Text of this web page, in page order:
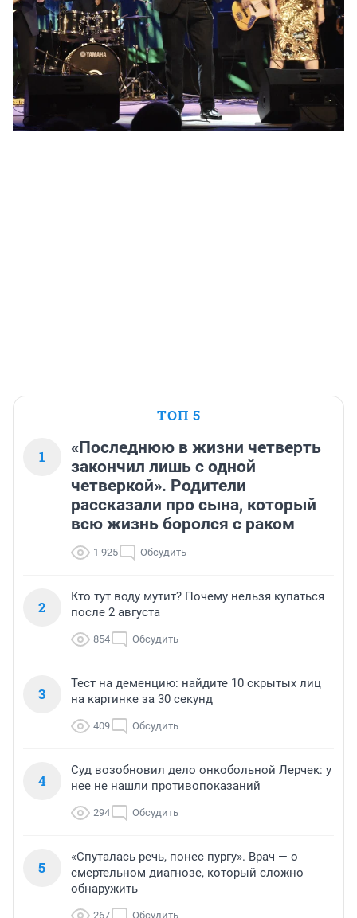
ТОП 5
1
«Последнюю в жизни четверть
закончил лишь с одной
четверкой». Родители
рассказали про сына, который
всю жизнь боролся с раком
1 925 Обсудить
2
Кто тут воду мутит? Почему нельзя купаться
после 2 августа
854 Обсудить
3
Тест на деменцию: найдите 10 скрытых лиц
на картинке за 30 секунд
409 Обсудить
4
Суд возобновил дело онкобольной Лерчек: у
нее не нашли противопоказаний
294 Обсудить
5
«Спуталась речь, понес пургу». Врач — о
смертельном диагнозе, который сложно
обнаружить
267 Обсудить